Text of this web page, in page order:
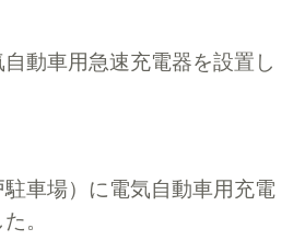
動車用急速充電器を設置し
車場）に電気自動車用充電
。